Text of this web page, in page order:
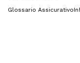
Glossario Assicurativo